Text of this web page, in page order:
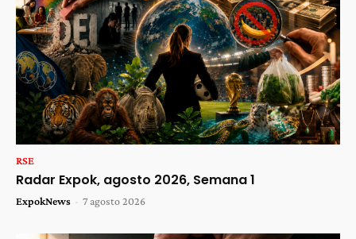
RSE
Radar Expok, agosto 2026, Semana 1
ExpokNews - 7 agosto 2026